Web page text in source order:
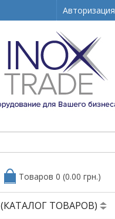
Авторизация
Товаров 0 (0.00 грн.)
(КАТАЛОГ ТОВАРОВ)